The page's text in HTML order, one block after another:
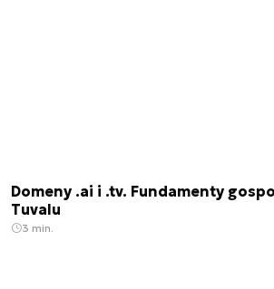
Domeny .ai i .tv. Fundamenty
Tuvalu
3 min.